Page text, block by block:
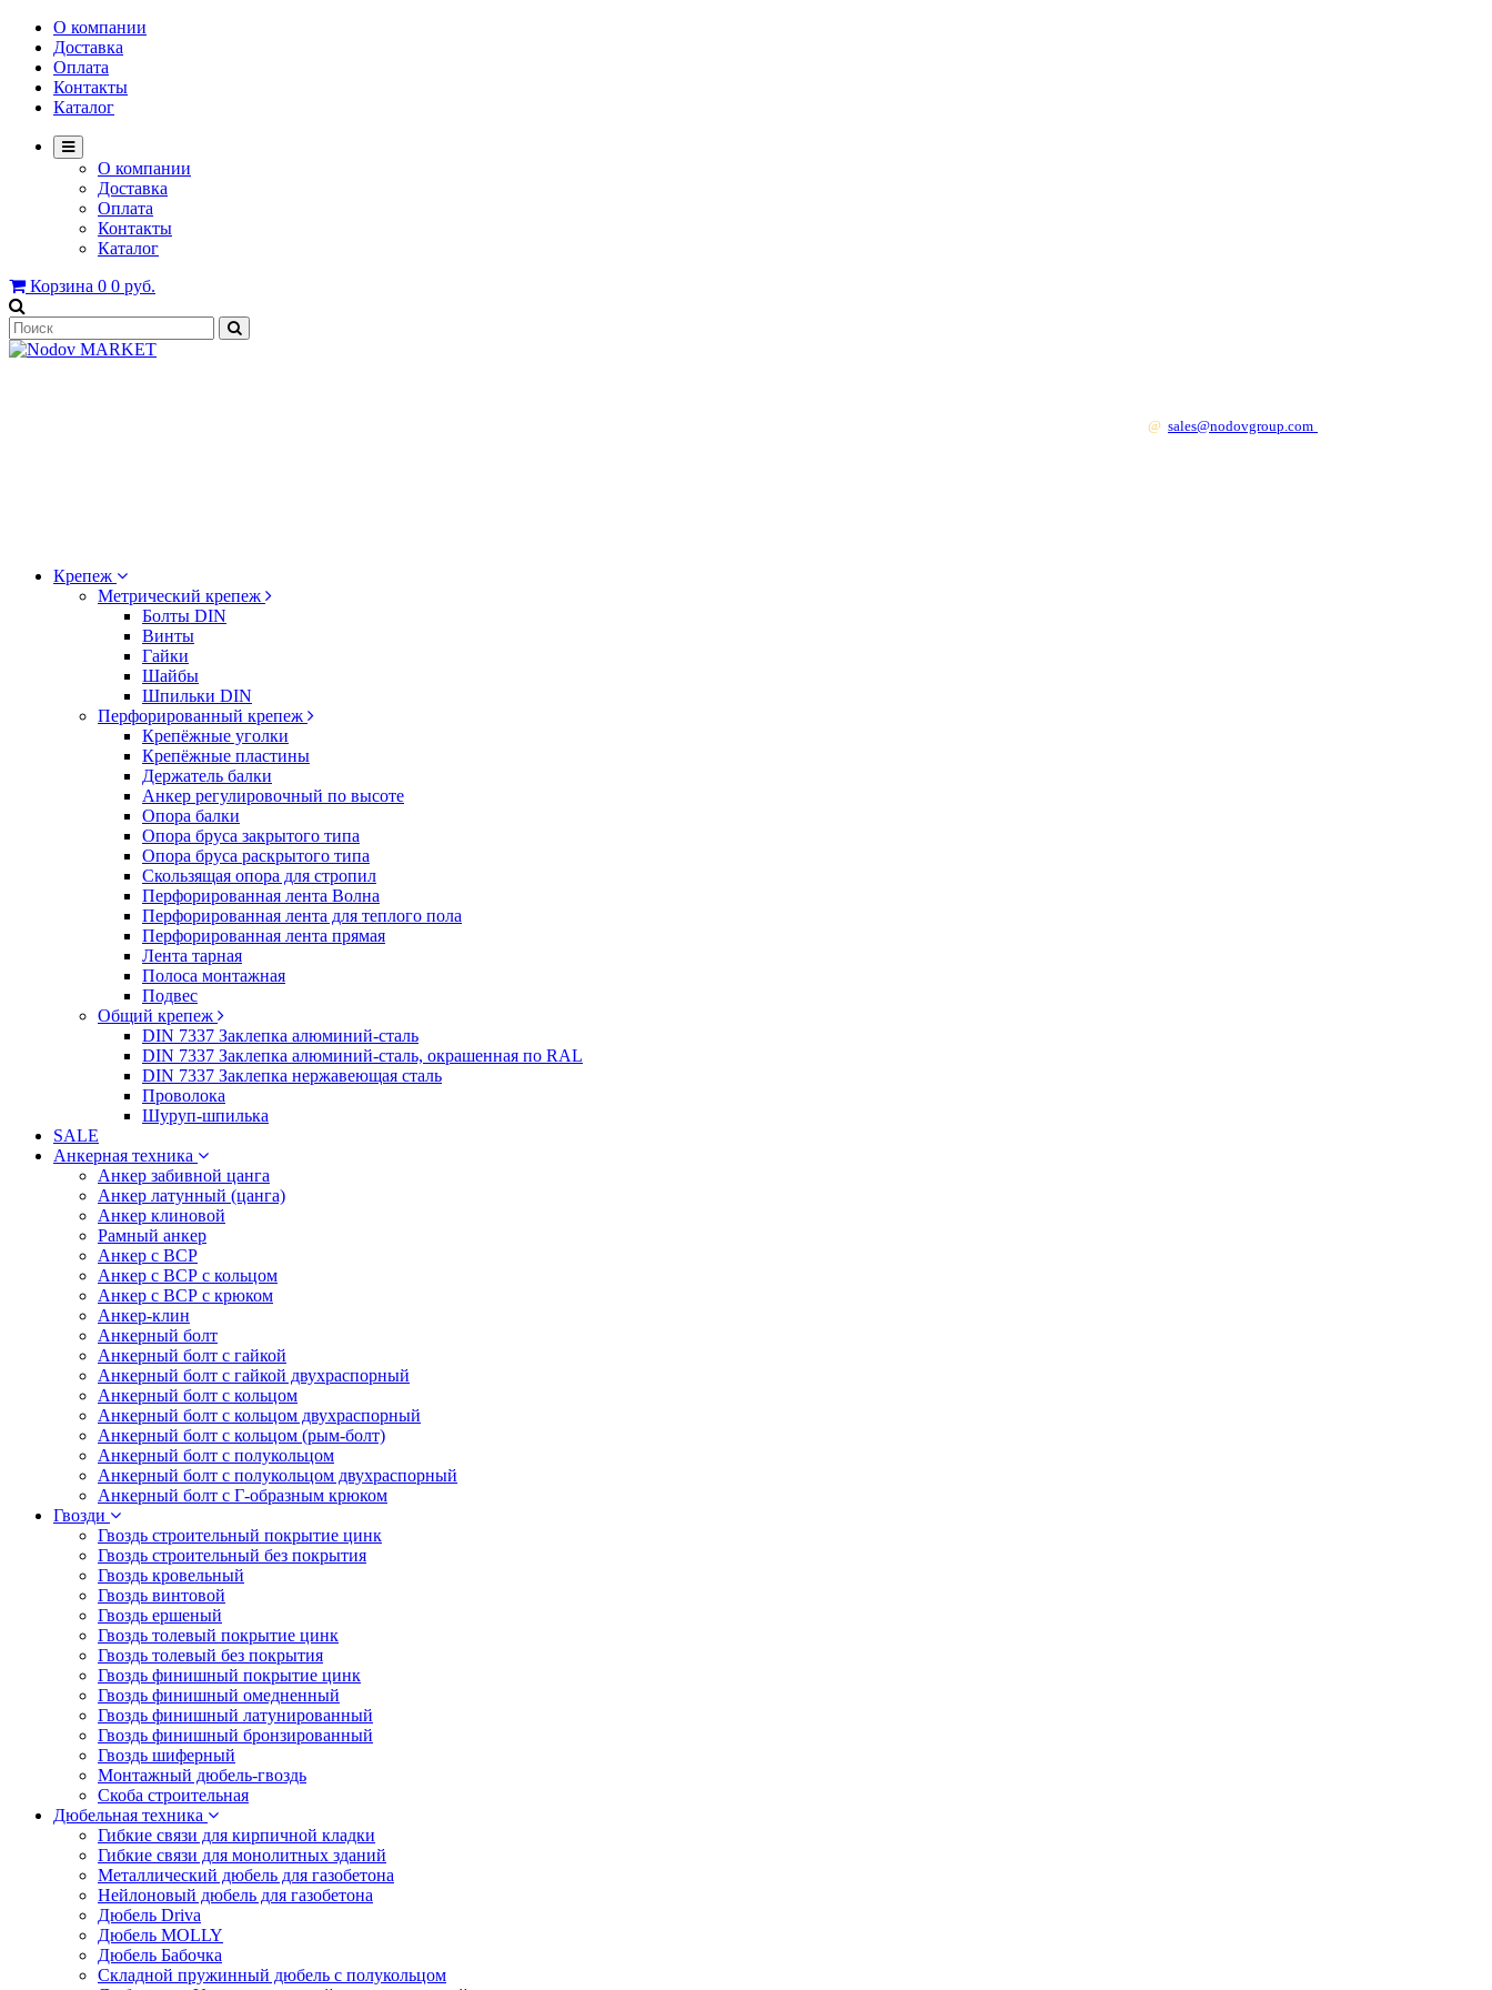
О компании
Доставка
Оплата
Контакты
Каталог
О компании
Доставка
Оплата
Контакты
Каталог
Корзина 0 0 руб.
@ sales@nodovgroup.com
Крепеж
Метрический крепеж
Болты DIN
Винты
Гайки
Шайбы
Шпильки DIN
Перфорированный крепеж
Крепёжные уголки
Крепёжные пластины
Держатель балки
Анкер регулировочный по высоте
Опора балки
Опора бруса закрытого типа
Опора бруса раскрытого типа
Скользящая опора для стропил
Перфорированная лента Волна
Перфорированная лента для теплого пола
Перфорированная лента прямая
Лента тарная
Полоса монтажная
Подвес
Общий крепеж
DIN 7337 Заклепка алюминий-сталь
DIN 7337 Заклепка алюминий-сталь, окрашенная по RAL
DIN 7337 Заклепка нержавеющая сталь
Проволока
Шуруп-шпилька
SALE
Анкерная техника
Анкер забивной цанга
Анкер латунный (цанга)
Анкер клиновой
Рамный анкер
Анкер с ВСР
Анкер с ВСР с кольцом
Анкер с ВСР с крюком
Анкер-клин
Анкерный болт
Анкерный болт с гайкой
Анкерный болт с гайкой двухраспорный
Анкерный болт с кольцом
Анкерный болт с кольцом двухраспорный
Анкерный болт с кольцом (рым-болт)
Анкерный болт с полукольцом
Анкерный болт с полукольцом двухраспорный
Анкерный болт с Г-образным крюком
Гвозди
Гвоздь строительный покрытие цинк
Гвоздь строительный без покрытия
Гвоздь кровельный
Гвоздь винтовой
Гвоздь ершеный
Гвоздь толевый покрытие цинк
Гвоздь толевый без покрытия
Гвоздь финишный покрытие цинк
Гвоздь финишный омедненный
Гвоздь финишный латунированный
Гвоздь финишный бронзированный
Гвоздь шиферный
Монтажный дюбель-гвоздь
Скоба строительная
Дюбельная техника
Гибкие связи для кирпичной кладки
Гибкие связи для монолитных зданий
Металлический дюбель для газобетона
Нейлоновый дюбель для газобетона
Дюбель Driva
Дюбель MOLLY
Дюбель Бабочка
Складной пружинный дюбель с полукольцом